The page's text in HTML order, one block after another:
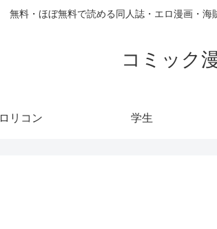
無料・ほぼ無料で読める同人誌・エロ漫画・
コミック
ロリコン 学生